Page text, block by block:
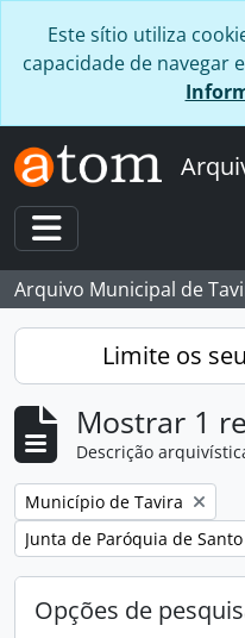
Este sítio utiliza
capacidade de navegar
Toggle navigation
Arquivo Municipal de
Limite os
Mostrar 1
Descrição
Remover filtro:
Município de Tavira
Remover filtro:
Junta de Paróquia de
Opções de